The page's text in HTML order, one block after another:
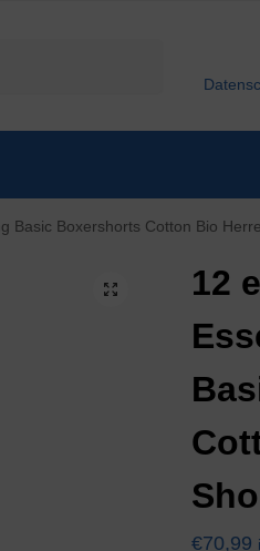
Basic Boxershorts Cotton Bio
12
€70,99